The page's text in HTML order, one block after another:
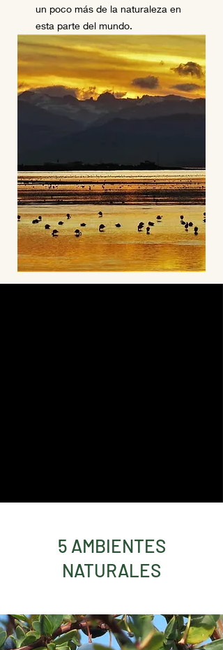
un poco más de la naturaleza en
esta parte del mundo.
5 AMBIENTES
NATURALES